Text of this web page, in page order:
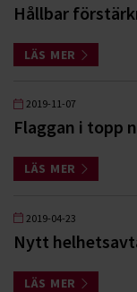
Hållbar
LÄS MER
2019-11-07
Flaggan i topp
LÄS MER
2019-04-23
Nytt
LÄS MER